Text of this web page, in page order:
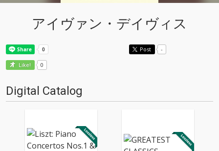
アイヴァン・デイヴィス
Post -
Like! 0
Digital Catalog